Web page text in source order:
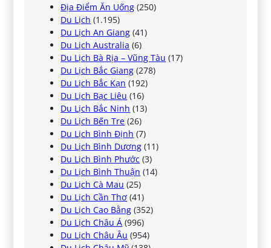
Địa Điểm Ăn Uống (250)
Du Lịch (1.195)
Du Lịch An Giang (41)
Du Lịch Australia (6)
Du Lịch Bà Rịa – Vũng Tàu (17)
Du Lịch Bắc Giang (278)
Du Lịch Bắc Kạn (192)
Du Lịch Bạc Liêu (16)
Du Lịch Bắc Ninh (13)
Du Lịch Bến Tre (26)
Du Lịch Bình Định (7)
Du Lịch Bình Dương (11)
Du Lịch Bình Phước (3)
Du Lịch Bình Thuận (14)
Du Lịch Cà Mau (25)
Du Lịch Cần Thơ (41)
Du Lịch Cao Bằng (352)
Du Lịch Châu Á (996)
Du Lịch Châu Âu (954)